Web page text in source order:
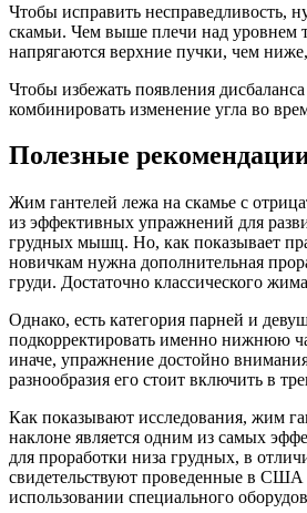
Чтобы исправить несправедливость,
скамьи. Чем выше плечи над уровнем
напрягаются верхние пучки, чем
Чтобы избежать появления
комбинировать изменение угла во
Полезные
Жим гантелей лежа на скамье с
из эффективных упражнений для
грудных мышц. Но, как показывает
новичкам нужна дополнительная
груди. Достаточно классического
Однако, есть категория парней и
подкорректировать именно нижнюю
иначе, упражнение достойно
разнообразия его стоит включить в
Как показывают исследования, жим
наклоне является одним из самых
для проработки низа грудных, в
свидетельствуют проведенные в
использовании специального